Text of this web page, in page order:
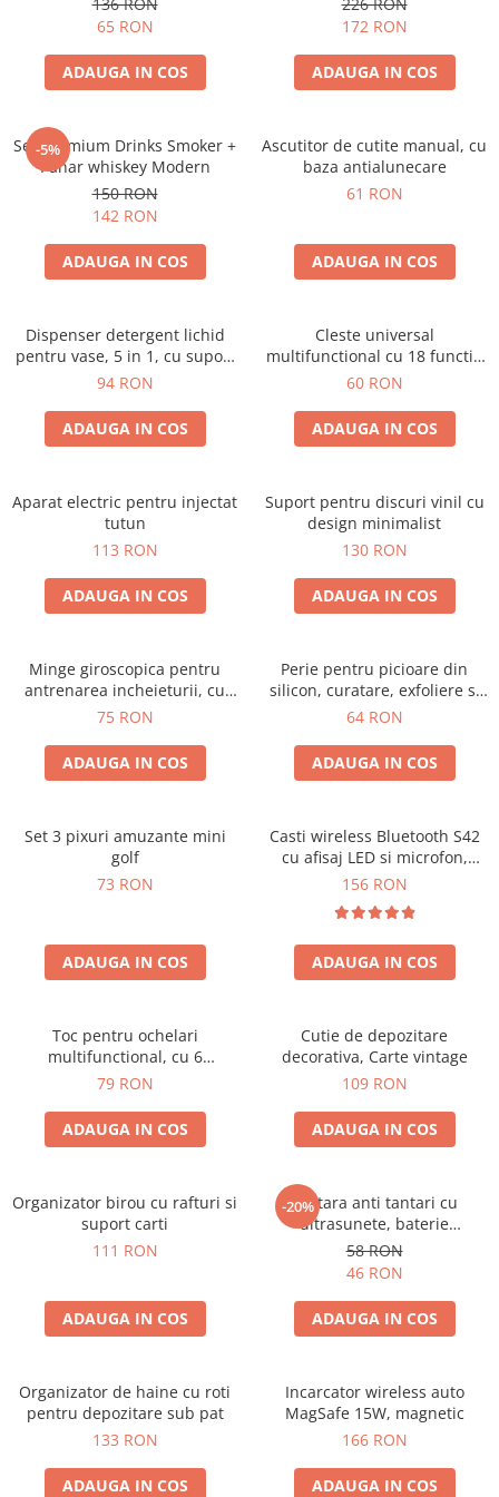
65 RON
ADAUGA IN COS
172 RON
ADAUGA IN COS
-5%
Set premium Drinks Smoker +
Pahar whiskey Modern
150 RON
142 RON
ADAUGA IN COS
Ascutitor de cutite manual, cu
baza antialunecare
61 RON
ADAUGA IN COS
Dispenser detergent lichid
pentru vase, 5 in 1, cu suport
burete si laveta, organizator
94 RON
ADAUGA IN COS
Cleste universal
multifunctional cu 18 functii,
pliabil
60 RON
ADAUGA IN COS
Aparat electric pentru injectat
tutun
113 RON
ADAUGA IN COS
Suport pentru discuri vinil cu
design minimalist
130 RON
ADAUGA IN COS
Minge giroscopica pentru
antrenarea incheieturii, cu
iluminare RGB
75 RON
ADAUGA IN COS
Perie pentru picioare din
silicon, curatare, exfoliere si
masaj
64 RON
ADAUGA IN COS
Set 3 pixuri amuzante mini
golf
73 RON
ADAUGA IN COS
Casti wireless Bluetooth S42
cu afisaj LED si microfon,
compatibile cu iOS si Android
156 RON
ADAUGA IN COS
Toc pentru ochelari
multifunctional, cu 6
compartimente
79 RON
ADAUGA IN COS
Cutie de depozitare
decorativa, Carte vintage
109 RON
ADAUGA IN COS
Organizator birou cu rafturi si
suport carti
111 RON
ADAUGA IN COS
-20%
Bratara anti tantari cu
ultrasunete, baterie
reincarcabila 90mAh
58 RON
46 RON
ADAUGA IN COS
Organizator de haine cu roti
pentru depozitare sub pat
133 RON
ADAUGA IN COS
Incarcator wireless auto
MagSafe 15W, magnetic
166 RON
ADAUGA IN COS